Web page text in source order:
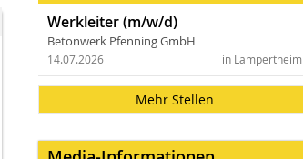
Werkleiter (m/w/d)
Betonwerk Pfenning GmbH
in Lampertheim
14.07.2026
Mehr Stellen